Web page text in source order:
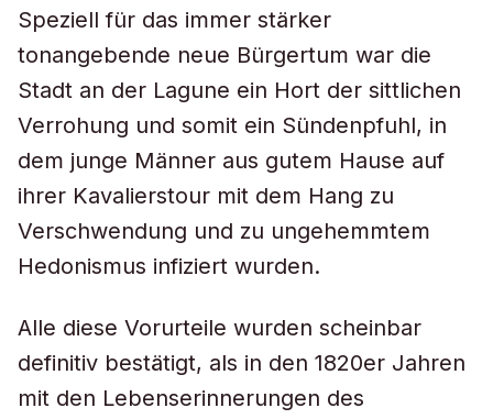
Speziell für das immer stärker
tonangebende neue Bürgertum war die
Stadt an der Lagune ein Hort der sittlichen
Verrohung und somit ein Sündenpfuhl, in
dem junge Männer aus gutem Hause auf
ihrer Kavalierstour mit dem Hang zu
Verschwendung und zu ungehemmtem
Hedonismus infiziert wurden.
Alle diese Vorurteile wurden scheinbar
definitiv bestätigt, als in den 1820er Jahren
mit den Lebenserinnerungen des